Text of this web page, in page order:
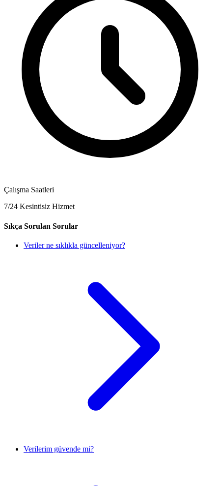
Çalışma Saatleri
7/24 Kesintisiz Hizmet
Sıkça Sorulan Sorular
Veriler ne sıklıkla güncelleniyor?
Verilerim güvende mi?